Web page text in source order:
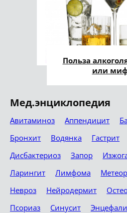
Польза
или
Мед.энциклопедия
Авитаминоз Аппендицит
Бронхит
Водянка Гастрит
Дисбактериоз
Запор
Ларингит
Лимфома
Невроз
Нейродермит
Псориаз
Синусит